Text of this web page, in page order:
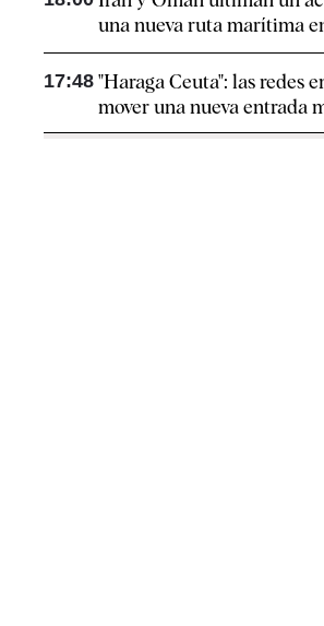
una nueva ruta marítima
17:48 "Haraga Ceuta": las redes
mover una nueva entrada